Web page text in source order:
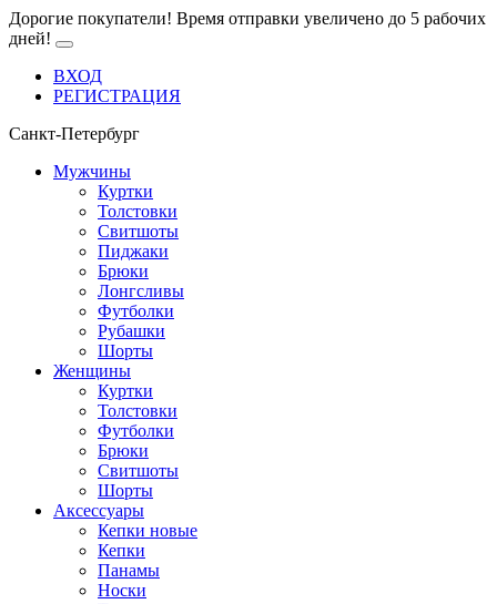
Дорогие покупатели! Время отправки увеличено до 5 рабочих
дней!
ВХОД
РЕГИСТРАЦИЯ
Санкт-Петербург
Мужчины
Куртки
Толстовки
Свитшоты
Пиджаки
Брюки
Лонгсливы
Футболки
Рубашки
Шорты
Женщины
Куртки
Толстовки
Футболки
Брюки
Свитшоты
Шорты
Аксессуары
Кепки новые
Кепки
Панамы
Носки